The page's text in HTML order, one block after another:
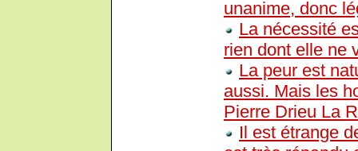
unanime, donc
La nécessité
rien dont elle ne
La peur est
aussi. Mais les
Pierre Drieu La
Il est étrange